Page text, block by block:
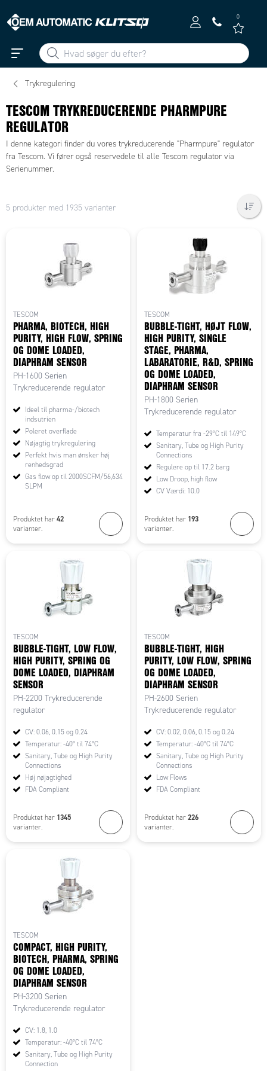
0
Trykregulering
TESCOM TRYKREDUCERENDE PHARMPURE
REGULATOR
I denne kategori finder du vores trykreducerende "Pharmpure" regulator
fra Tescom. Vi fører også reservedele til alle Tescom regulator via
Serienummer.
5 produkter med 1935 varianter
TESCOM
PHARMA, BIOTECH, HIGH
PURITY, HIGH FLOW, SPRING
OG DOME LOADED,
DIAPHRAM SENSOR
PH-1600 Serien
Trykreducerende regulator
Ideel til pharma-/biotech
indsutrien
Poleret overflade
Nøjagtig trykregulering
Perfekt hvis man ønsker høj
renhedsgrad
Gas flow op til 2000SCFM/56,634
SLPM
Produktet har 42
varianter.
TESCOM
BUBBLE-TIGHT, HØJT FLOW,
HIGH PURITY, SINGLE
STAGE, PHARMA,
LABARATORIE, R&D, SPRING
OG DOME LOADED,
DIAPHRAM SENSOR
PH-1800 Serien
Trykreducerende regulator
Temperatur fra -29°C til 149°C
Sanitary, Tube og High Purity
Connections
Regulere op til 17.2 barg
Low Droop, high flow
CV Værdi: 10.0
Produktet har 193
varianter.
TESCOM
BUBBLE-TIGHT, LOW FLOW,
HIGH PURITY, SPRING OG
DOME LOADED, DIAPHRAM
SENSOR
PH-2200 Trykreducerende
regulator
CV: 0.06, 0.15 og 0.24
Temperatur: -40° til 74°C
Sanitary, Tube og High Purity
Connections
Høj nøjagtighed
FDA Compliant
Produktet har 1345
varianter.
TESCOM
BUBBLE-TIGHT, HIGH
PURITY, LOW FLOW, SPRING
OG DOME LOADED,
DIAPHRAM SENSOR
PH-2600 Serien
Trykreducerende regulator
CV: 0.02, 0.06, 0.15 og 0.24
Temperatur: -40°C til 74°C
Sanitary, Tube og High Purity
Connections
Low Flows
FDA Compliant
Produktet har 226
varianter.
TESCOM
COMPACT, HIGH PURITY,
BIOTECH, PHARMA, SPRING
OG DOME LOADED,
DIAPHRAM SENSOR
PH-3200 Serien
Trykreducerende regulator
CV: 1.8, 1.0
Temperatur: -40°C til 74°C
Sanitary, Tube og High Purity
Connection